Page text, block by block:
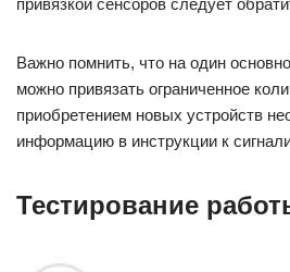
привязкой сенсоров следует
Важно помнить, что на один
можно привязать ограниченное
приобретением новых устройств
информацию в инструкции к
Тестирование